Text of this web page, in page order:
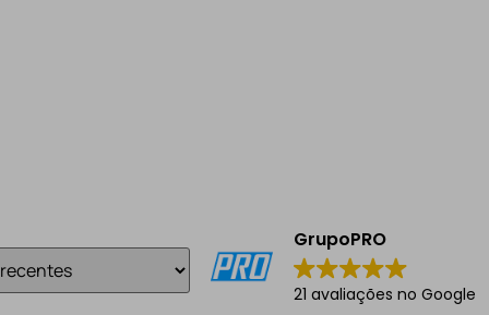
GrupoPRO
21 avaliações no Google